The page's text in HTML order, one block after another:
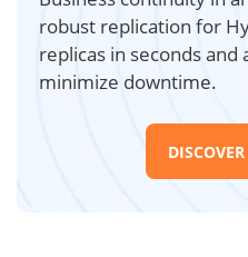
robust replication for
replicas in seconds
minimize downtime.